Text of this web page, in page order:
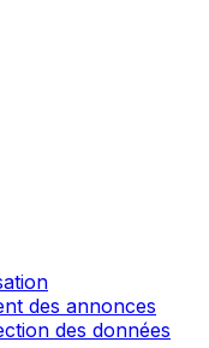
des annonces
des données